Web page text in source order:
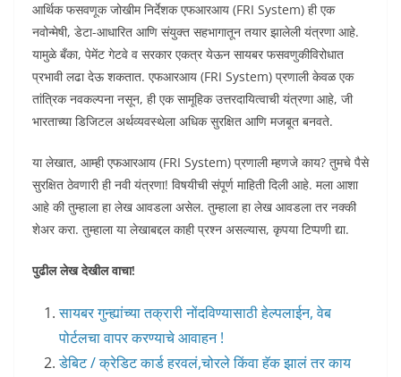
आर्थिक फसवणूक जोखीम निर्देशक एफआरआय (FRI System) ही एक
नवोन्मेषी, डेटा-आधारित आणि संयुक्त सहभागातून तयार झालेली यंत्रणा आहे.
यामुळे बँका, पेमेंट गेटवे व सरकार एकत्र येऊन सायबर फसवणुकीविरोधात
प्रभावी लढा देऊ शकतात. एफआरआय (FRI System) प्रणाली केवळ एक
तांत्रिक नवकल्पना नसून, ही एक सामूहिक उत्तरदायित्वाची यंत्रणा आहे, जी
भारताच्या डिजिटल अर्थव्यवस्थेला अधिक सुरक्षित आणि मजबूत बनवते.
या लेखात, आम्ही एफआरआय (FRI System) प्रणाली म्हणजे काय? तुमचे पैसे
सुरक्षित ठेवणारी ही नवी यंत्रणा! विषयीची संपूर्ण माहिती दिली आहे. मला आशा
आहे की तुम्हाला हा लेख आवडला असेल. तुम्हाला हा लेख आवडला तर नक्की
शेअर करा. तुम्हाला या लेखाबद्दल काही प्रश्न असल्यास, कृपया टिप्पणी द्या.
पुढील लेख देखील वाचा!
सायबर गुन्ह्यांच्या तक्रारी नोंदविण्यासाठी हेल्पलाईन, वेब
पोर्टलचा वापर करण्याचे आवाहन !
डेबिट / क्रेडिट कार्ड हरवलं,चोरले किंवा हॅक झालं तर काय